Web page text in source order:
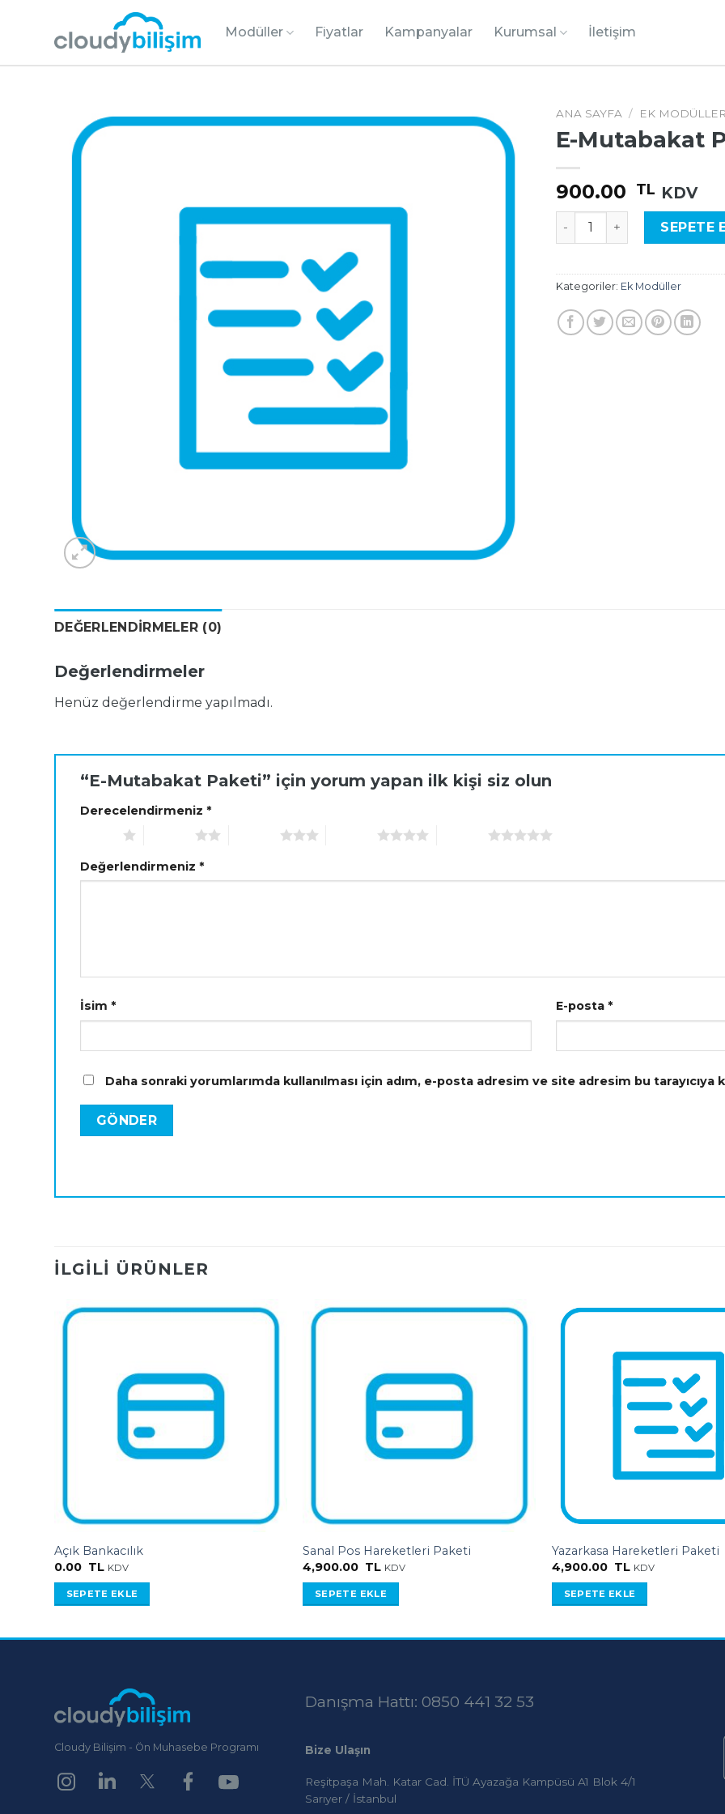
Modüller Fiyatlar Kampanyalar Kurumsal İletişim
ANA SAYFA / EK MODÜLLER
E-Mutabakat
900.00 TL KDV
E-Mutabakat Paketi adet
SEPETE
Kategoriler: Ek Modüller
DEĞERLENDIRMELER (0)
Değerlendirmeler
Henüz değerlendirme yapılmadı.
“E-Mutabakat Paketi” için yorum yapan ilk kişi siz olun
Derecelendirmeniz *
Değerlendirmeniz *
İsim * E-posta *
Daha sonraki yorumlarımda kullanılması için adım, e-posta adresim ve site adresim bu tarayıcıya
İLGILI ÜRÜNLER
Açık Bankacılık
0.00 TL KDV
SEPETE EKLE
Sanal Pos Hareketleri Paketi
4,900.00 TL KDV
SEPETE EKLE
Yazarkasa Hareketleri Paketi
4,900.00 TL KDV
SEPETE EKLE
Cloudy Bilişim - Ön Muhasebe Programı
Danışma Hattı: 0850 441 32 53
Bize Ulaşın
Reşitpaşa Mah. Katar Cad. İTÜ Ayazağa Kampüsü A1 Blok 4/1
Sarıyer / İstanbul